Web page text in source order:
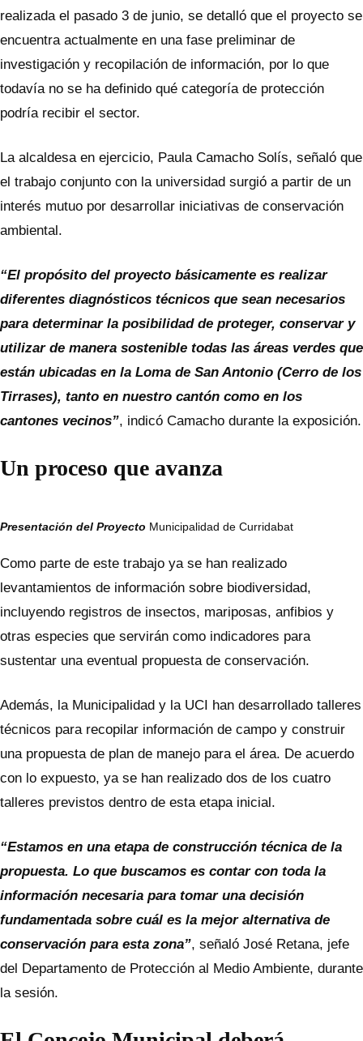
realizada el pasado 3 de junio, se detalló que el proyecto se
encuentra actualmente en una fase preliminar de
investigación y recopilación de información, por lo que
todavía no se ha definido qué categoría de protección
podría recibir el sector.
La alcaldesa en ejercicio, Paula Camacho Solís, señaló que
el trabajo conjunto con la universidad surgió a partir de un
interés mutuo por desarrollar iniciativas de conservación
ambiental.
“El propósito del proyecto básicamente es realizar
diferentes diagnósticos técnicos que sean necesarios
para determinar la posibilidad de proteger, conservar y
utilizar de manera sostenible todas las áreas verdes que
están ubicadas en la Loma de San Antonio (Cerro de los
Tirrases), tanto en nuestro cantón como en los
cantones vecinos”, indicó Camacho durante la exposición.
Un proceso que avanza
Presentación del Proyecto Municipalidad de Curridabat
Como parte de este trabajo ya se han realizado
levantamientos de información sobre biodiversidad,
incluyendo registros de insectos, mariposas, anfibios y
otras especies que servirán como indicadores para
sustentar una eventual propuesta de conservación.
Además, la Municipalidad y la UCI han desarrollado talleres
técnicos para recopilar información de campo y construir
una propuesta de plan de manejo para el área. De acuerdo
con lo expuesto, ya se han realizado dos de los cuatro
talleres previstos dentro de esta etapa inicial.
“Estamos en una etapa de construcción técnica de la
propuesta. Lo que buscamos es contar con toda la
información necesaria para tomar una decisión
fundamentada sobre cuál es la mejor alternativa de
conservación para esta zona”, señaló José Retana, jefe
del Departamento de Protección al Medio Ambiente, durante
la sesión.